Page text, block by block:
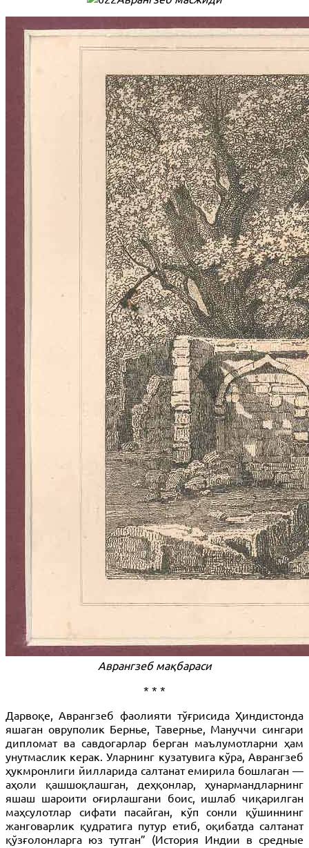
Аврангзеб мақбараси
* * *
Дарвоқе, Аврангзеб фаолияти тўғрисида Ҳиндистонда
яшаган овруполик Бернье, Тавернье, Мануччи сингари
дипломат ва савдогарлар берган маълумотларни ҳам
унутмаслик керак. Уларнинг кузатувига кўра, Аврангзеб
ҳукмронлиги йилларида салтанат емирила бошлаган —
аҳоли қашшоқлашган, деҳқонлар, ҳунармандларнинг
яшаш шароити оғирлашгани боис, ишлаб чиқарилган
маҳсулотлар сифати пасайган, кўп сонли қўшиннинг
жанговарлик қудратига путур етиб, оқибатда салтанат
қўзғолонларга юз тутган” (История Индии в средные